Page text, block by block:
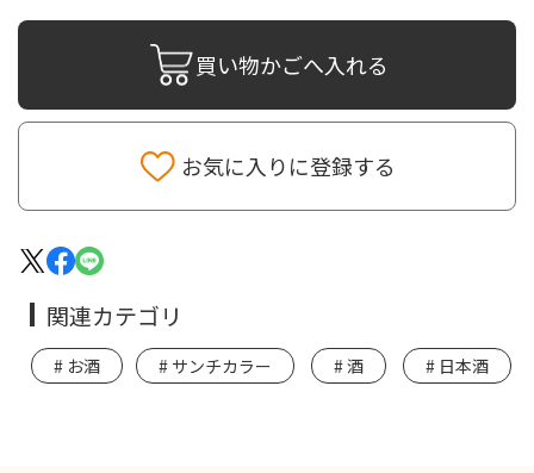
買い物かごへ入れる
お気に入りに登録する
関連カテゴリ
お酒 サンチカラー 酒 日本酒